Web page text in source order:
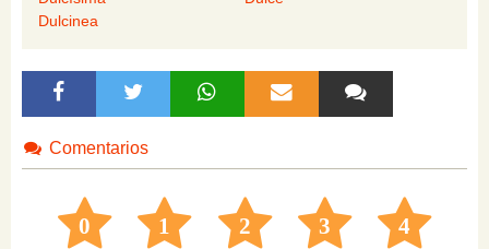
Dulcinea
Comentarios
0 1 2 3 4